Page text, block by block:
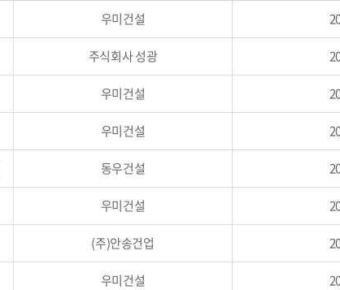
우미건설
주식회사 성광
우미건설
우미건설
동우건설
우미건설
(주)안송건업
우미건설